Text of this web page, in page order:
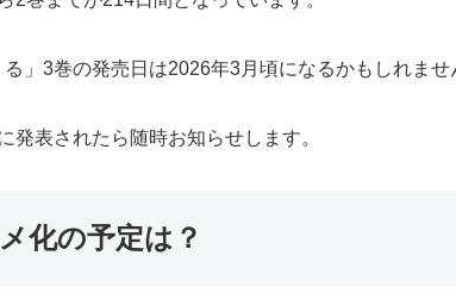
」3巻の発売日は2026年3月頃になるかもしれませ
表されたら随時お知らせします。
化の予定は？